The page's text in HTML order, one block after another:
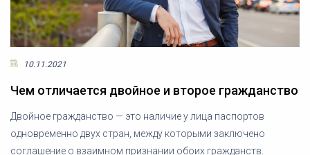
10.11.2021
Чем отличается двойное и второе гражданство
Двойное гражданство — это наличие у лица паспортов
одновременно двух стран, между которыми заключено
соглашение о взаимном признании обоих гражданств.